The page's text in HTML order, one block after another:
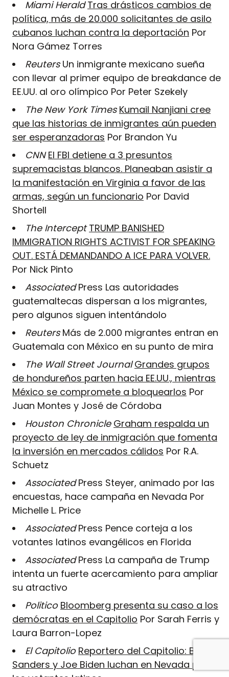
Miami Herald Tras drásticos cambios de
política, más de 20.000 solicitantes de asilo
cubanos luchan contra la deportación Por
Nora Gámez Torres
ReutersUn inmigrante mexicano sueña
con llevar al primer equipo de breakdance de
EE.UU. al oro olímpico Por Peter Szekely
The New York Times Kumail Nanjiani cree
que las historias de inmigrantes aún pueden
ser esperanzadoras Por Brandon Yu
CNN El FBI detiene a 3 presuntos
supremacistas blancos. Planeaban asistir a
la manifestación en Virginia a favor de las
armas, según un funcionario Por David
Shortell
The Intercept TRUMP BANISHED
IMMIGRATION RIGHTS ACTIVIST FOR SPEAKING
OUT. ESTÁ DEMANDANDO A ICE PARA VOLVER.
Por Nick Pinto
AssociatedPress Las autoridades
guatemaltecas dispersan a los migrantes,
pero algunos siguen intentándolo
ReutersMás de 2.000 migrantes entran en
Guatemala con México en su punto de mira
The Wall Street Journal Grandes grupos
de hondureños parten hacia EE.UU., mientras
México se compromete a bloquearlos Por
Juan Montes y José de Córdoba
Houston Chronicle Graham respalda un
proyecto de ley de inmigración que fomenta
la inversión en mercados cálidos Por R.A.
Schuetz
AssociatedPress Steyer, animado por las
encuestas, hace campaña en Nevada Por
Michelle L. Price
AssociatedPress Pence corteja a los
votantes latinos evangélicos en Florida
AssociatedPress La campaña de Trump
intenta un fuerte acercamiento para ampliar
su atractivo
Politico Bloomberg presenta su caso a los
demócratas en el Capitolio Por Sarah Ferris y
Laura Barron-Lopez
El Capitolio Reportero del Capitolio: Bernie
Sanders y Joe Biden luchan en Nevada por